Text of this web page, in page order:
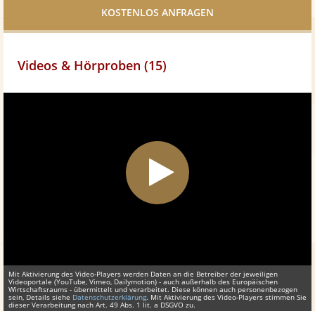
Videos & Hörproben (15)
Mit Aktivierung des Video-Players werden Daten an die Betreiber der jeweiligen
Videoportale (YouTube, Vimeo, Dailymotion) - auch außerhalb des Europäischen
Wirtschaftsraums - übermittelt und verarbeitet. Diese können auch personenbezogen
sein, Details siehe Datenschutzerklärung. Mit Aktivierung des Video-Players stimmen Sie
dieser Verarbeitung nach Art. 49 Abs. 1 lit. a DSGVO zu.